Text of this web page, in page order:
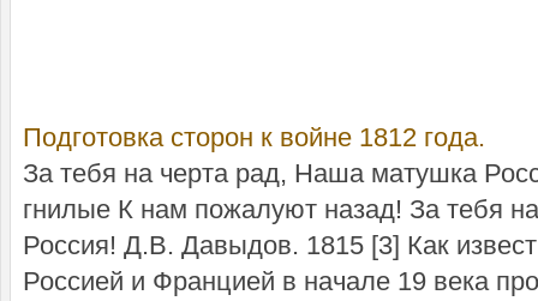
Подготовка сторон к войне 1812 года.
За тебя на черта рад, Наша матушка
гнилые К нам пожалуют назад! За тебя
Россия! Д.В. Давыдов. 1815 [3] Как
Россией и Францией в начале 19 века